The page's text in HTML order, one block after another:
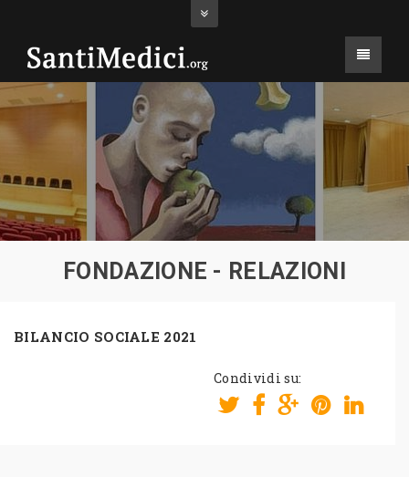
FONDAZIONE - RELAZIONI
BILANCIO SOCIALE 2021
Condividi su: